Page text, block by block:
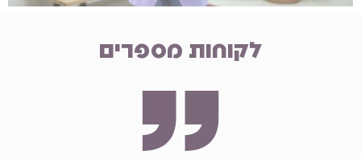
לקוחות מספרים